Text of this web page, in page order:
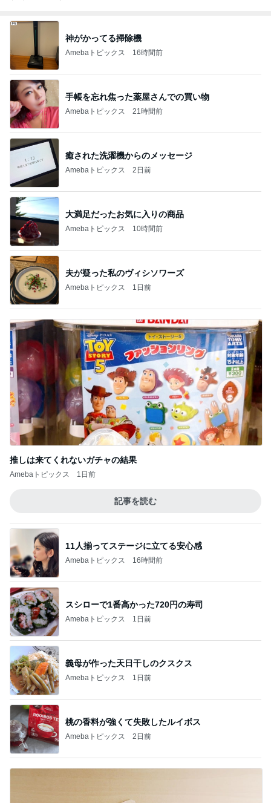
神がかってる掃除機
Amebaトピックス 16時間前
手帳を忘れ焦った薬屋さんでの買い物
Amebaトピックス 21時間前
癒された洗濯機からのメッセージ
Amebaトピックス 2日前
大満足だったお気に入りの商品
Amebaトピックス 10時間前
夫が疑った私のヴィシソワーズ
Amebaトピックス 1日前
推しは来てくれないガチャの結果
Amebaトピックス 1日前
記事を読む
11人揃ってステージに立てる安心感
Amebaトピックス 16時間前
スシローで1番高かった720円の寿司
Amebaトピックス 1日前
義母が作った天日干しのクスクス
Amebaトピックス 1日前
桃の香料が強くて失敗したルイボス
Amebaトピックス 2日前